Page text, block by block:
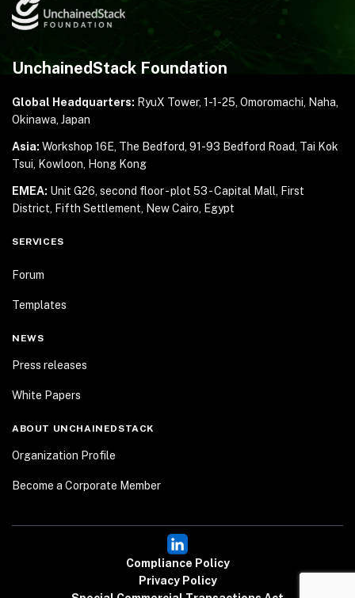
UnchainedStack Foundation
Global Headquarters: RyuX Tower, 1-1-25, Omoromachi, Naha,
Okinawa, Japan
Asia: Workshop 16E, The Bedford, 91-93 Bedford Road, Tai Kok
Tsui, Kowloon, Hong Kong
EMEA: Unit G26, second floor - plot 53 - Capital Mall,
First
District, Fifth Settlement, New Cairo, Egypt
SERVICES
Forum
Templates
NEWS
Press releases
White Papers
ABOUT UNCHAINEDSTACK
Organization Profile
Become a Corporate Member
Compliance Policy
Privacy Policy